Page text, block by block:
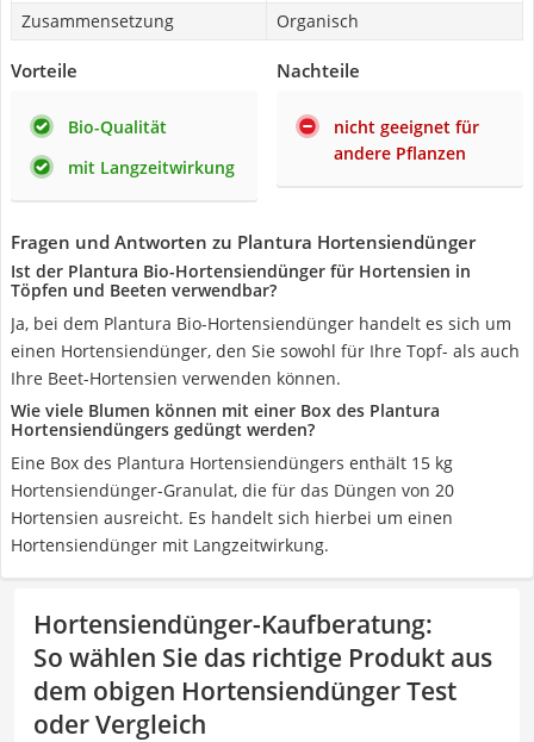
Zusammensetzung
Organisch
Vorteile
Bio-Qualität
mit Langzeitwirkung
Nachteile
nicht geeignet für
andere Pflanzen
Fragen und Antworten zu Plantura Hortensiendünger
Ist der Plantura Bio-Hortensiendünger für Hortensien in
Töpfen und Beeten verwendbar?
Ja, bei dem Plantura Bio-Hortensiendünger handelt es sich um
einen Hortensiendünger, den Sie sowohl für Ihre Topf- als auch
Ihre Beet-Hortensien verwenden können.
Wie viele Blumen können mit einer Box des Plantura
Hortensiendüngers gedüngt werden?
Eine Box des Plantura Hortensiendüngers enthält 15 kg
Hortensiendünger-Granulat, die für das Düngen von 20
Hortensien ausreicht. Es handelt sich hierbei um einen
Hortensiendünger mit Langzeitwirkung.
Hortensiendünger-Kaufberatung:
So wählen Sie das richtige Produkt aus
dem obigen Hortensiendünger Test
oder Vergleich